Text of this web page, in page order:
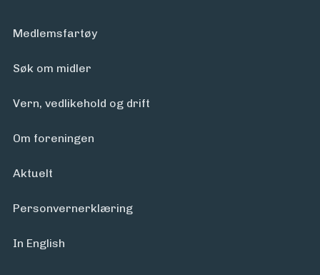
Medlemsfartøy
Søk om midler
Vern, vedlikehold og drift
Om foreningen
Aktuelt
Personvern­erklæring
In English